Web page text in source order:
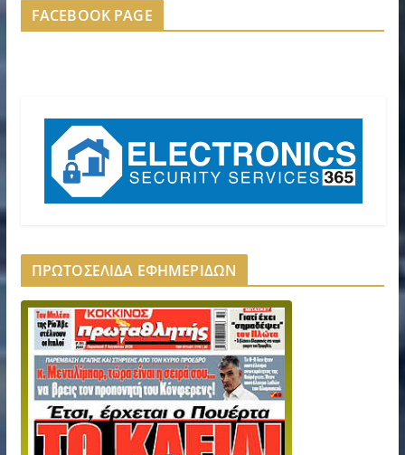
FACEBOOK PAGE
ΠΡΩΤΟΣΕΛΙΔΑ ΕΦΗΜΕΡΙΔΩΝ